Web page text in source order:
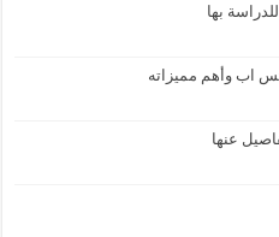
بها
اب وأهم مميزاته